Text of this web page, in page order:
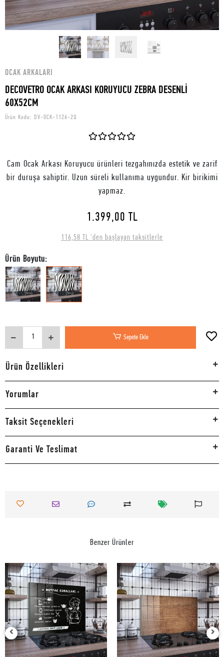
OCAK ARKALARI
DECOVETRO OCAK ARKASI KORUYUCU ZEBRA DESENLİ
60X52CM
Ürün Kodu: DV-OCK-1126-2Q
Cam Ocak Arkası Koruyucu ürünleri tezgahınızda estetik ve zarif
bir duruşa sahiptir. Uzun süreli kullanıma uygundur. Kir birikimi
yapmaz.
1.399,00 TL
116,58 TL 'den başlayan taksitlerle
Ürün Boyutu:
Sepete Ekle
Ürün Özellikleri
Yorumlar
Taksit Seçenekleri
Garanti Ve Teslimat
Benzer Ürünler